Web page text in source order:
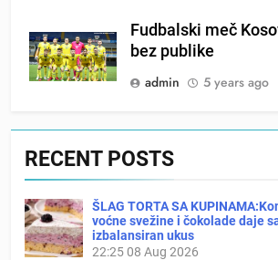
Fudbalski meč
bez publike
admin
5 years ago
RECENT POSTS
ŠLAG TORTA SA
voćne svežine i čokolade daje
izbalansiran ukus
22:2508 Aug 2026